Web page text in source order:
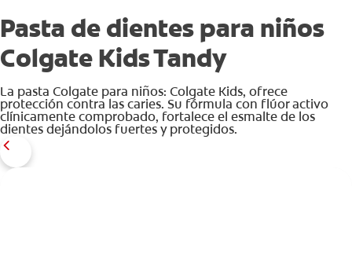
Pasta de dientes para niños
Colgate Kids Tandy
La pasta Colgate para niños: Colgate Kids, ofrece
protección contra las caries. Su fórmula con flúor activo
clínicamente comprobado, fortalece el esmalte de los
dientes dejándolos fuertes y protegidos.